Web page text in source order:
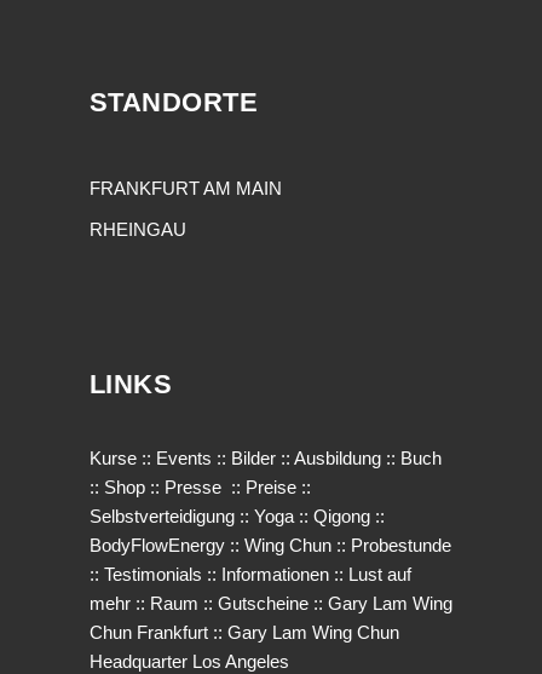
STANDORTE
FRANKFURT AM MAIN
RHEINGAU
LINKS
Kurse :: Events :: Bilder :: Ausbildung :: Buch
:: Shop :: Presse :: Preise ::
Selbstverteidigung :: Yoga :: Qigong ::
BodyFlowEnergy :: Wing Chun :: Probestunde
:: Testimonials :: Informationen :: Lust auf
mehr :: Raum :: Gutscheine :: Gary Lam Wing
Chun Frankfurt :: Gary Lam Wing Chun
Headquarter Los Angeles